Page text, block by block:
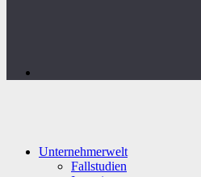
Unternehmerwelt
Fallstudien